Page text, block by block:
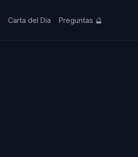
Carta del Día Preguntas 🔮